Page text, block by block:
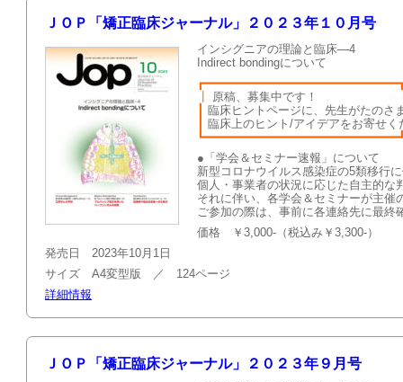
ＪＯＰ「矯正臨床ジャーナル」２０２３年１０月号
インシグニアの理論と臨床—4
Indirect bondingについて
原稿、募集
臨床ヒントページに、先生がたの
臨床上のヒント/アイデアを
●「学会＆セミナー速報」について
新型コロナウイルス感染症の5類移行
個人・事業者の状況に応じた自主的な
それに伴い、各学会＆セミナーが主
ご参加の際は、事前に各連絡先に最
価格 ￥3,000-（税込み￥3,300-）
発売日 2023年10月1日
サイズ A4変型版 ／ 124ページ
詳細情報
ＪＯＰ「矯正臨床ジャーナル」２０２３年９月号